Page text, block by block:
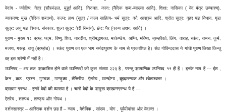
वेदांग - ज्योतिष: नेत्र (सौरमंडल, मुहूर्त आदि), निरुक्त, कान: (वैदिक शब्द-व्याख्या आदि), शिक्षा: नासिका ( वेद मंत्र उच्चारण),
व्याकरण: मुख (वैदिक शब्दार्थ), कल्प: हाथ (सूत्र / कल्प साहित्य- धर्म सूत्र: वर्ण, आश्रम आदि, श्रोत सूत्र: वृहद यज्ञ विधान, गृह्य
सूत्र: लघु यज्ञ विधान, संस्कार, शुल्व सूत्र: वेदी निर्माण), छंद: पैर (काव्य लक्षण, आदि) ।
पुराण - मुख्य १८ ब्रम्ह, पद्म, विष्णु, शिव, नारदीय, श्रीमद्भागवत, मार्कण्डेय, अग्नि, भविष्य, ब्रम्हवैवर्त, लिंग, वाराह, स्कंद, वामन, कूर्म,
मत्स्य, गरुड़, वायु (ब्रम्हांड) । स्कंद पुराण का एक भाग नर्मदापुराण के नाम से प्रकाशित है। सेठ गोविन्ददास ने गांधी पुराण लिखा किन्तु
वह इस श्रेणी में नहीं है।
उपनिषद – अब तक प्रकाशित होने वाले उपनिषदों की कुल संख्या २२३ है , परन्तु प्रामाणिक उपनिषद ११ ही हैं । इनके नाम हैं --- ईश ,
केन , कठ , प्रश्न , मुण्डक , माण्डूक्य , तैत्तिरीय , ऐतरेय , छान्दोग्य , बृहदारण्यक और श्वेताश्वतर ।
ब्राह्मण ग्रन्थ – इनमें वेदों की व्याख्या है । चारों वेदों के प्रमुख ब्राह्मणग्रन्थ ये हैं ---
ऐतरेय , शतपथ , ताण्ड्य और गोपथ ।
दर्शनशास्त्र – आस्तिक दर्शन छह हैं – न्याय , वैशेषिक , सांख्य , योग , पूर्वमीमांसा और वेदान्त ।